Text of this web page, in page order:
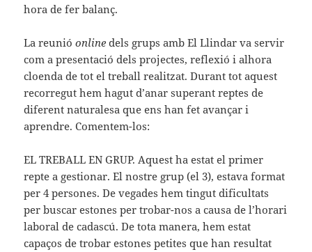
hora de fer balanç.
La reunióonlinedels grups amb El Llindar va servir
com a presentació dels projectes, reflexió i alhora
cloenda de tot el treball realitzat. Durant tot aquest
recorregut hem hagut d’anar superant reptes de
diferent naturalesa que ens han fet avançar i
aprendre. Comentem-los:
EL TREBALL EN GRUP. Aquest ha estat el primer
repte a gestionar. El nostre grup (el 3), estava format
per 4 persones. De vegades hem tingut dificultats
per buscar estones per trobar-nos a causa de l’horari
laboral de cadascú. De tota manera, hem estat
capaços de trobar estones petites que han resultat